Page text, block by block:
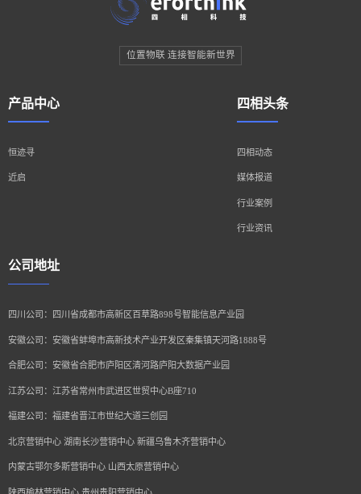
位置物联 连接智能新世界
产品中心
恒迹寻
近启
四相头条
四相动态
媒体报道
行业案例
行业资讯
公司地址
四川公司：四川省成都市高新区百草路898号智能信息产业园
安徽公司：安徽省蚌埠市高新技术产业开发区秦集镇天河路1888号
合肥公司：安徽省合肥市庐阳区清河路庐阳大数据产业园
江苏公司：江苏省常州市武进区世贸中心B座710
福建公司：福建省晋江市世纪大道三创园
北京营销中心 湖南长沙营销中心 新疆乌鲁木齐营销中心
内蒙古鄂尔多斯营销中心 山西太原营销中心